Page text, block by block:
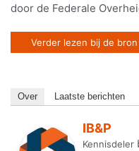
door de Federale
Verder lezen bij de bron
Over Laatste berichten
IB&P
Kennisdeler